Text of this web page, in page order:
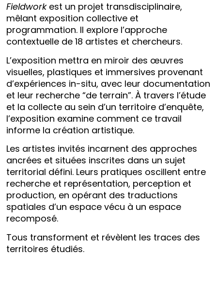
Fieldworkest un projet transdisciplinaire,
mêlant exposition collective et
programmation. Il explore l’approche
contextuelle de 18 artistes et chercheurs.
L’exposition mettra en miroir des œuvres
visuelles, plastiques et immersives provenant
d’expériences in-situ, avec leur documentation
et leur recherche “de terrain”. À travers l’étude
et la collecte au sein d’un territoire d’enquête,
l’exposition examine comment ce travail
informe la création artistique.
Les artistes invités incarnent des approches
ancrées et situées inscrites dans un sujet
territorial défini. Leurs pratiques oscillent entre
recherche et représentation, perception et
production, en opérant des traductions
spatiales d’un espace vécu à un espace
recomposé.
Tous transforment et révèlent les traces des
territoires étudiés.